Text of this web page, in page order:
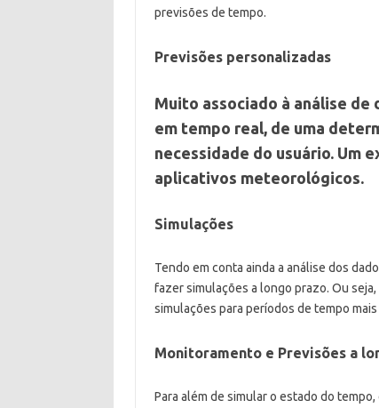
previsões de tempo.
Previsões personalizadas
Muito associado à análise de
em tempo real, de uma
necessidade do usuário. Um
aplicativos meteorológicos.
Simulações
Tendo em conta ainda a análise dos
fazer simulações a longo prazo. Ou
simulações para períodos de tempo
Monitoramento e Previsões a
Para além de simular o estado do